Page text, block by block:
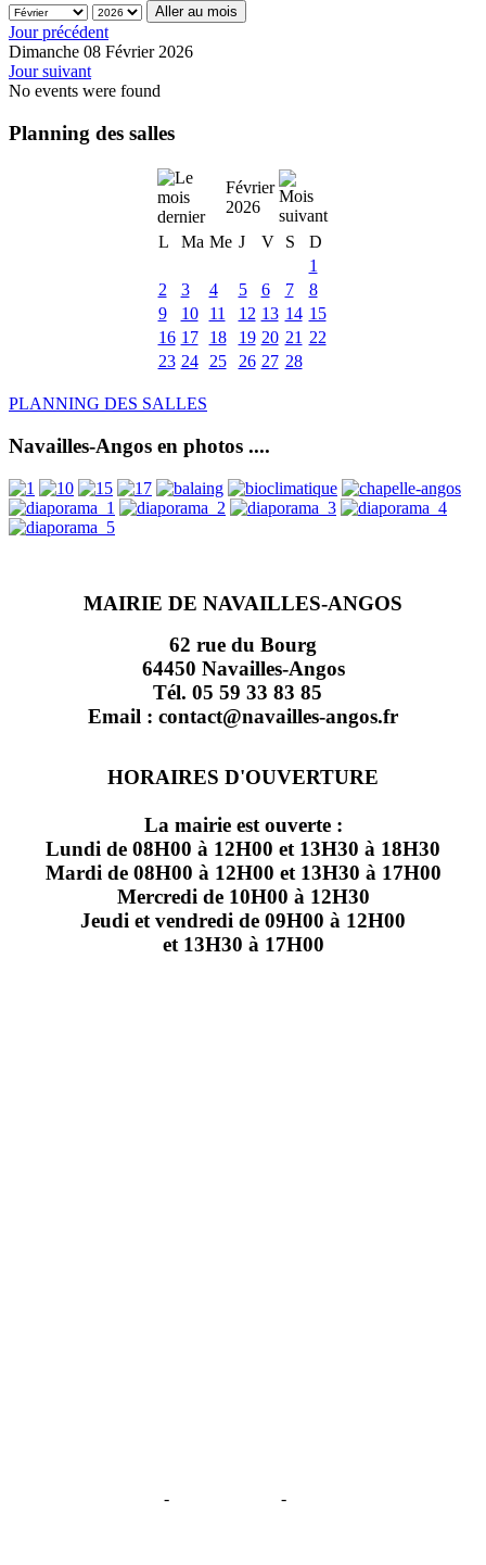
Aller au mois
Jour précédent
Dimanche 08 Février 2026
Jour suivant
No events were found
Planning des salles
Février
2026
L
Ma Me J V S
D
1
2
3 4 5 6 7
8
9
10 11 12 13 14 15
16 17 18 19 20 21 22
23 24 25 26 27 28
PLANNING DES SALLES
Navailles-Angos en photos ....
MAIRIE DE NAVAILLES-ANGOS
62 rue du Bourg
64450 Navailles-Angos
Tél. 05 59 33 83 85
Email : contact@navailles-angos.fr
HORAIRES D'OUVERTURE
La mairie est ouverte :
Lundi de 08H00 à 12H00 et 13H30 à 18H30
Mardi de 08H00 à 12H00 et 13H30 à 17H00
Mercredi de 10H00 à 12H30
Jeudi et vendredi de 09H00 à 12H00
et 13H30 à 17H00
- -